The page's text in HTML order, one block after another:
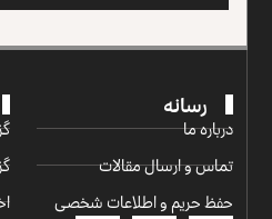
رسانه
درباره ما
تماس و ارسال مقالات
حفظ حریم و اطلاعات شخصی